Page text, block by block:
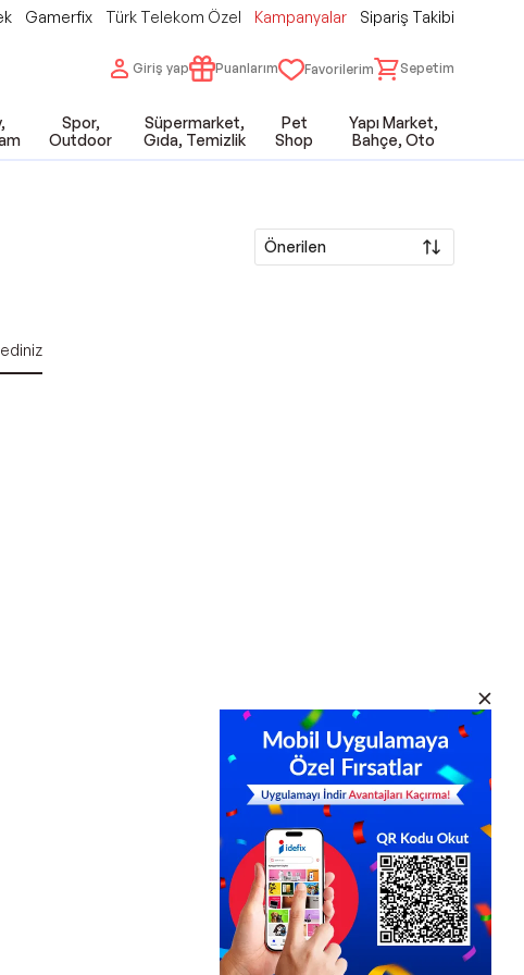
Gamerfix Türk Telekom Özel Kampanyalar Sipariş Takibi
Giriş yap Puanlarım Favorilerim Sepetim
Spor,
Outdoor
Süpermarket,
Gıda, Temizlik
Pet
Shop
Yapı Market,
Bahçe, Oto
Önerilen